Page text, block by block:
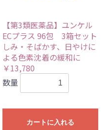
【第3類医薬品】ユンケル
ECプラス 96包 3箱セット
しみ・そばかす、日やけに
よる色素沈着の緩和に
￥13,780
数量
カートに入れる